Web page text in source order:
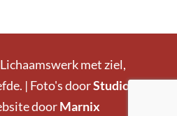
met ziel,
| Foto's doorStudio
doorMarnix